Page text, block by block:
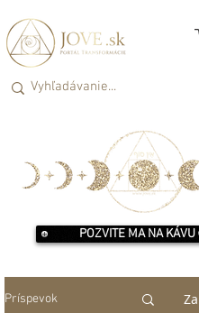
POZVITE MA NA KÁVU
Príspevok